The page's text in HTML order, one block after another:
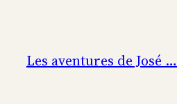
contenu
Les aventures de José …